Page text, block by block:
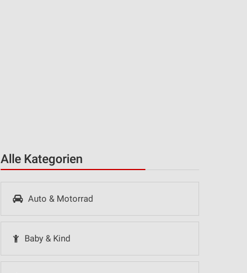
Alle Kategorien
Auto & Motorrad
Baby & Kind